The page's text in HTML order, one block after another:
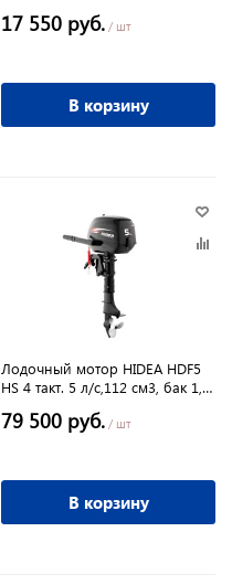
17 550 руб. / шт
В корзину
Лодочный мотор HIDEA HDF5
HS 4 такт. 5 л/с,112 см3, бак 1,1
79 500 руб. / шт
В корзину